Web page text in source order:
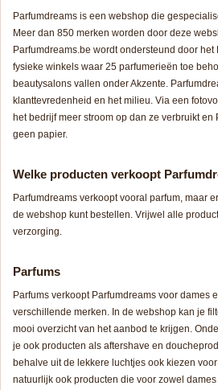
Parfumdreams is een webshop die
Meer dan 850 merken worden door deze
Parfumdreams.be wordt ondersteund door
fysieke winkels waar 25 parfumerieën toe
beautysalons vallen onder Akzente.
klanttevredenheid en het milieu. Via een
het bedrijf meer stroom op dan ze verbruikt
geen papier.
Welke producten verkoopt
Parfumdreams verkoopt vooral parfum, maar
de webshop kunt bestellen. Vrijwel alle
verzorging.
Parfums
Parfums verkoopt Parfumdreams voor dames
verschillende merken. In de webshop kan je
mooi overzicht van het aanbod te krijgen.
je ook producten als aftershave en
behalve uit de lekkere luchtjes ook kiezen
natuurlijk ook producten die voor zowel